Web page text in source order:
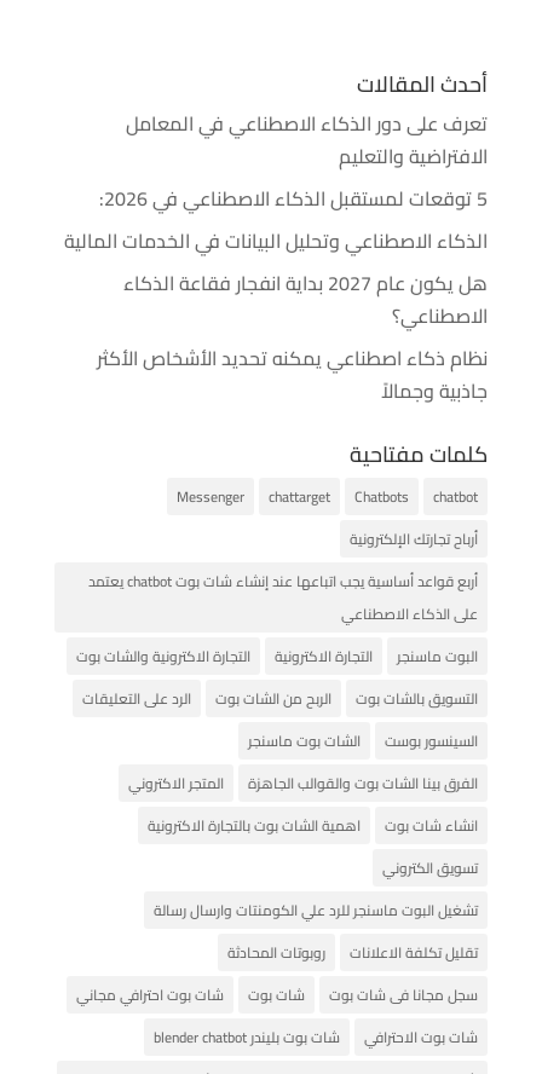
أحدث المقالات
تعرف على دور الذكاء الاصطناعي في المعامل
الافتراضية والتعليم
5 توقعات لمستقبل الذكاء الاصطناعي في 2026:
الذكاء الاصطناعي وتحليل البيانات في الخدمات المالية
هل يكون عام 2027 بداية انفجار فقاعة الذكاء
الاصطناعي؟
نظام ذكاء اصطناعي يمكنه تحديد الأشخاص الأكثر
جاذبية وجمالاً
كلمات مفتاحية
chatbot
Chatbots
chattarget
Messenger
أرباح تجارتك الإلكترونية
أربع قواعد أساسية يجب اتباعها عند إنشاء شات بوت chatbot يعتمد
على الذكاء الاصطناعي
البوت ماسنجر
التجارة الاكترونية
التجارة الاكترونية والشات بوت
التسويق بالشات بوت
الربح من الشات بوت
الرد على التعليقات
السينسور بوست
الشات بوت ماسنجر
الفرق بينا الشات بوت والقوالب الجاهزة
المتجر الاكتروني
انشاء شات بوت
اهمية الشات بوت بالتجارة الاكترونية
تسويق الكتروني
تشغيل البوت ماسنجر للرد علي الكومنتات وارسال رسالة
تقليل تكلفة الاعلانات
روبوتات المحادثة
سجل مجانا فى شات بوت
شات بوت
شات بوت احترافي مجاني
شات بوت الاحترافي
شات بوت بليندر blender chatbot